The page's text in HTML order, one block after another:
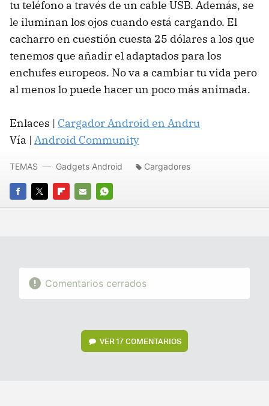
tu teléfono a través de un cable USB. Además, se
le iluminan los ojos cuando está cargando. El
cacharro en cuestión cuesta 25 dólares a los que
tenemos que añadir el adaptados para los
enchufes europeos. No va a cambiar tu vida pero
al menos lo puede hacer un poco más animada.
Enlaces | Cargador Android en Andru
Vía | Android Community
FACEBOOK
TWITTERFLIPBOARD
E-
WHATSAPP
TEMAS Gadgets Android Cargadores
Comentarios cerrados
VER17 COMENTARIOS